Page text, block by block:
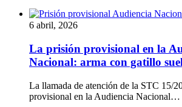
6 abril, 2026
La prisión provisional en la
Nacional: arma con gatillo
La llamada de atención de la STC 15/
provisional en la Audiencia Nacional…